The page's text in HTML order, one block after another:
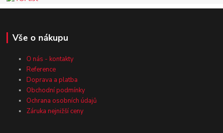
Vše o nákupu
O nás - kontakty
Reference
Doprava a platba
Obchodní podmínky
Ochrana osobních údajů
Záruka nejnižší ceny